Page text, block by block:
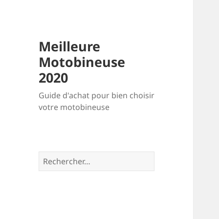
Meilleure
Motobineuse
2020
Guide d'achat pour bien choisir
votre motobineuse
R
e